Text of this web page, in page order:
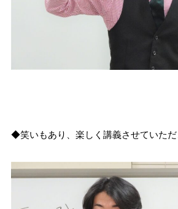
◆笑いもあり、楽しく講義させていただ